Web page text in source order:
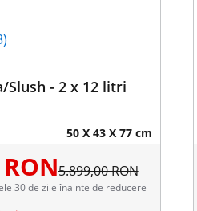
Slush - 2 x 12 litri
50 X 43 X 77 cm
5.899,00 RON
30 de zile înainte de reducere